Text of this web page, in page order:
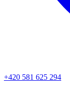
+420 581 625 294